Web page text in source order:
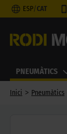
ESP/CAT
PNEUMÀTICS
Inici > Pneumàtics